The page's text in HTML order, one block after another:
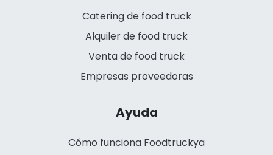
Catering de food truck
Alquiler de food truck
Venta de food truck
Empresas proveedoras
Ayuda
Cómo funciona Foodtruckya